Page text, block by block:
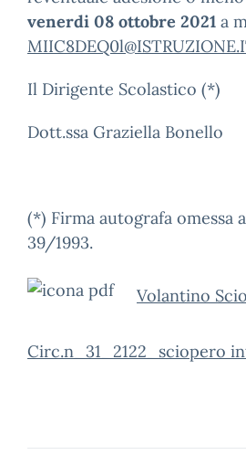
venerdi 08 ottobre 2021 a
Il Dirigente Scolastico (*)
Dott.ssa Graziella Bonello
(*) Firma autografa omessa
39/1993.
Volantino
Circ.n_31_2122_sciopero